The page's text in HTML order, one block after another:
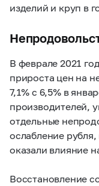
изделий и круп в
В феврале 2021
прироста цен на
7,1% с 6,5% в
производителей,
отдельные
ослабление
оказали влияние
Восстановление